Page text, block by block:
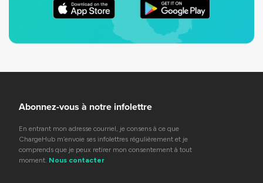
Abonnez-vous à notre infolettre
En entrant mon adresse courriel, je consens à ce que
ChargeHub m’envoie ses infolettres régulièrement et je
comprends que je peux retirer mon consentement à tout
moment. Nous contacter